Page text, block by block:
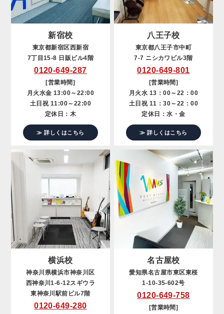
新宿校
東京都新宿区西新宿
7丁目15-8 日販ビル4階
0120-649-287
[営業時間]
月火水金 13:00～22:00
土日祝 11:00～22:00
定休日：木
≫ 詳しくはこちら
八王子校
東京都八王子市中町
7-7 ニシカワビル3階
0120-649-801
[営業時間]
月火水 13：00～22：00
土日祝 11：30～22：00
定休日：水・金
≫ 詳しくはこちら
横浜校
神奈川県横浜市神奈川区
西神奈川1-6-12スギウラ
東神奈川駅前ビル7階
0120-649-280
名古屋校
愛知県名古屋市東区東桜
1-10-35-602号
0120-649-758
[営業時間]